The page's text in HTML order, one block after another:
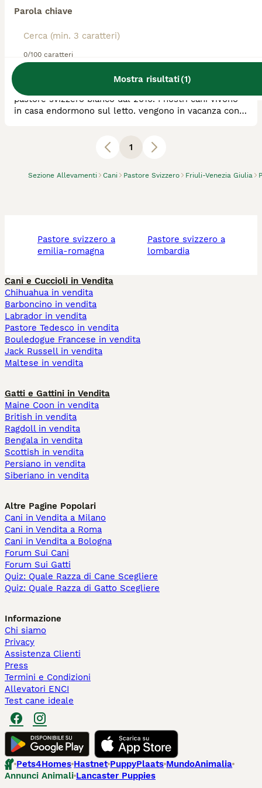
Parola chiave
0/100 caratteri
Mostra risultati(1)
Sezione Allevamenti Cani Pastore Svizzero Friuli-Venezia Giulia
Razza: Pastore Svizzero
Ferrara
Allevamento amatoriale a conduzione famigliare del
pastore svizzero bianco dal 2010. I nostri cani vivono
in casa endormono sul letto. vengono in vacanza con
1
pastore svizzero a
emilia-romagna
pastore svizzero a
lombardia
Cani e Cuccioli in Vendita
Chihuahua in vendita
Barboncino in vendita
Labrador in vendita
Pastore Tedesco in vendita
Bouledogue Francese in vendita
Jack Russell in vendita
Maltese in vendita
Gatti e Gattini in Vendita
Maine Coon in vendita
British in vendita
Ragdoll in vendita
Bengala in vendita
Scottish in vendita
Persiano in vendita
Siberiano in vendita
Altre Pagine Popolari
Cani in Vendita a Milano
Cani in Vendita a Roma
Cani in Vendita a Bologna
Forum Sui Cani
Forum Sui Gatti
Quiz: Quale Razza di Cane Scegliere
Quiz: Quale Razza di Gatto Scegliere
Informazione
Chi siamo
Privacy
Assistenza Clienti
Press
Termini e Condizioni
Allevatori ENCI
Test cane ideale
Pets4Homes Hastnet PuppyPlaats MundoAnimalia
Annunci Animali Lancaster Puppies